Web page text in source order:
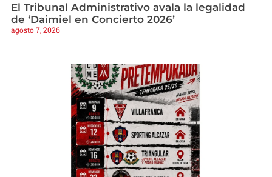
El Tribunal Administrativo avala la legalidad
de ‘Daimiel en Concierto 2026’
agosto 7, 2026